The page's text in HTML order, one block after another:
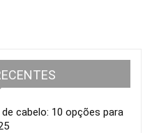
cabelo: 10 opções para